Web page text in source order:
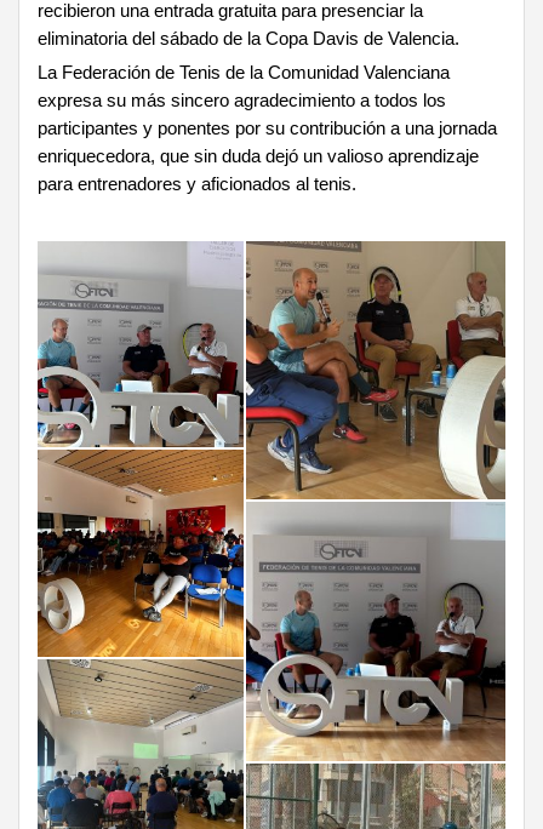
recibieron una entrada gratuita para presenciar la
eliminatoria del sábado de la Copa Davis de Valencia.
La Federación de Tenis de la Comunidad Valenciana
expresa su más sincero agradecimiento a todos los
participantes y ponentes por su contribución a una jornada
enriquecedora, que sin duda dejó un valioso aprendizaje
para entrenadores y aficionados al tenis.